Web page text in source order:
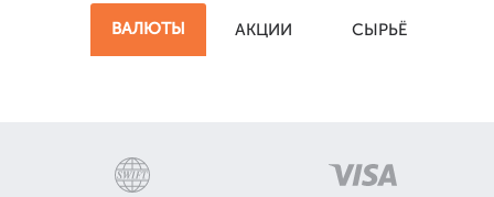
ВАЛЮТЫ АКЦИИ СЫРЬЁ